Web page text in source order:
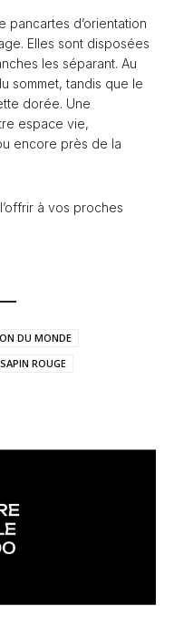
pancartes d’orientation
Elles sont disposées
les séparant. Au
sommet, tandis que le
dorée. Une
espace vie,
encore près de la
à vos proches
DU MONDE
SAPIN ROUGE